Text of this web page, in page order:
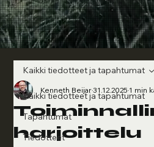
Kaikki tiedotteet ja tapahtumat
Tapahtumat
Tiedotteet
Kaikki tiedotteet ja tapahtumat
harjoittelu
Kenneth Beijar31.12.20251 min